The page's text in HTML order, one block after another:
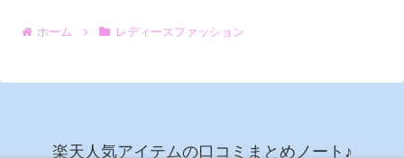
すので、ぜひご覧になってください！足
ホーム レディースファッション
楽天人気アイテムの口コミまとめノート♪